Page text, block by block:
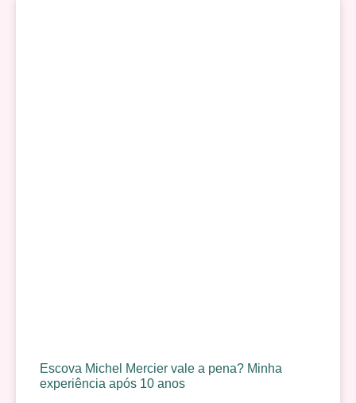
Escova Michel Mercier vale a pena? Minha
experiência após 10 anos